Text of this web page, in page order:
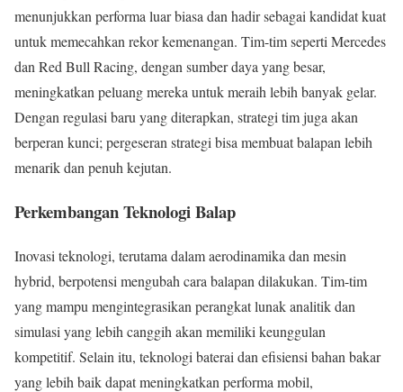
menunjukkan performa luar biasa dan hadir sebagai kandidat kuat
untuk memecahkan rekor kemenangan. Tim-tim seperti Mercedes
dan Red Bull Racing, dengan sumber daya yang besar,
meningkatkan peluang mereka untuk meraih lebih banyak gelar.
Dengan regulasi baru yang diterapkan, strategi tim juga akan
berperan kunci; pergeseran strategi bisa membuat balapan lebih
menarik dan penuh kejutan.
Perkembangan Teknologi Balap
Inovasi teknologi, terutama dalam aerodinamika dan mesin
hybrid, berpotensi mengubah cara balapan dilakukan. Tim-tim
yang mampu mengintegrasikan perangkat lunak analitik dan
simulasi yang lebih canggih akan memiliki keunggulan
kompetitif. Selain itu, teknologi baterai dan efisiensi bahan bakar
yang lebih baik dapat meningkatkan performa mobil,